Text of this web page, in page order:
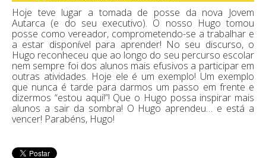
Hoje teve lugar a tomada de posse da nova Jovem
Autarca (e do seu executivo). O nosso Hugo tomou
posse como vereador, comprometendo-se a trabalhar e
a estar disponível para aprender! No seu discurso, o
Hugo reconheceu que ao longo do seu percurso escolar
nem sempre foi dos alunos mais efusivos a participar em
outras atividades. Hoje ele é um exemplo! Um exemplo
que nunca é tarde para darmos um passo em frente e
dizermos “estou aqui!”! Que o Hugo possa inspirar mais
alunos a sair da sombra! O Hugo aprendeu… e está a
vencer! Parabéns, Hugo!